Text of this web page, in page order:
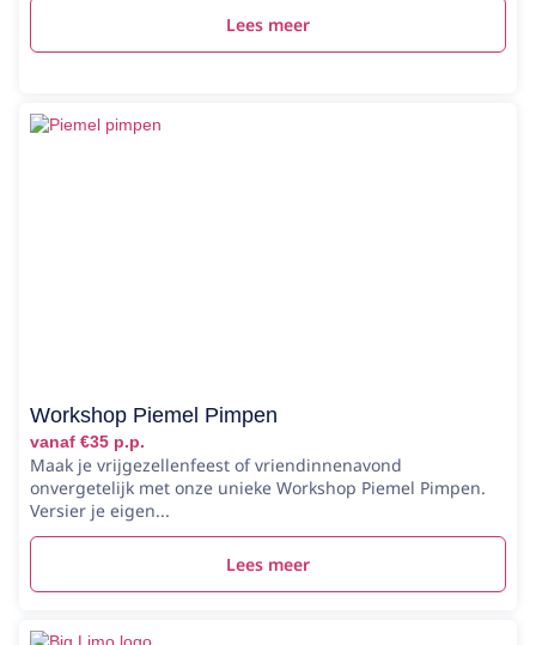
Lees meer
Workshop Piemel Pimpen
vanaf €35 p.p.
Maak je vrijgezellenfeest of vriendinnenavond
onvergetelijk met onze unieke Workshop Piemel Pimpen.
Versier je eigen...
Lees meer